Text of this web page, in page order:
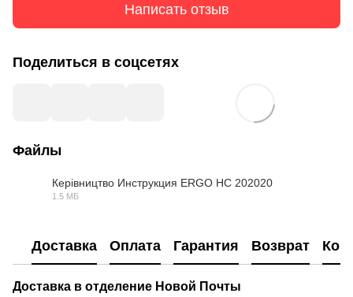
Написать отзыв
Поделиться в соцсетях
Файлы
Керівництво Инструкция ERGO HC 202020
1.5 МБ
Доставка Оплата Гарантия Возврат
Доставка в отделение Новой Почты